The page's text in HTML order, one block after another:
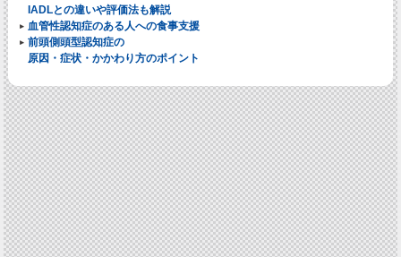
IADLとの違いや評価法も解説
血管性認知症のある人への食事支援
前頭側頭型認知症の
原因・症状・かかわり方のポイント